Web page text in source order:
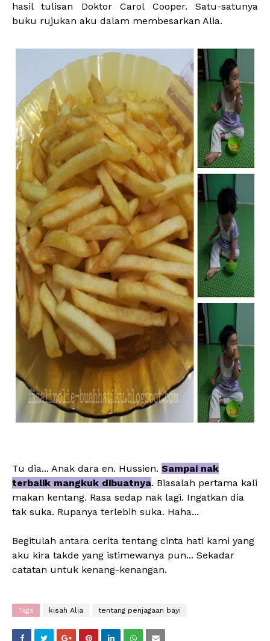
hasil tulisan Doktor Carol Cooper. Satu-satunya
buku rujukan aku dalam membesarkan Alia.
Tu dia... Anak dara en. Hussien. Sampai nak
terbalik mangkuk dibuatnya. Biasalah pertama kali
makan kentang. Rasa sedap nak lagi. Ingatkan dia
tak suka. Rupanya terlebih suka. Haha...
Begitulah antara cerita tentang cinta hati kami yang
aku kira takde yang istimewanya pun... Sekadar
catatan untuk kenang-kenangan.
Tags kisah Alia tentang penjagaan bayi